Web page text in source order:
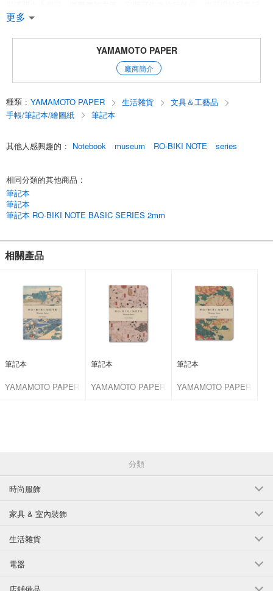
事。
[世界博物館之旅--RO-BIKI NOTE的繪畫之旅
[RO-BIKI NOTE博物館系列]以世界各地博物館中的獨特繪畫為基礎。讓我
們帶著對畫作和收藏它們的博物館的思考，開始一次愉快的環球旅行。
景陽
金魚
繪他們心愛寵物的浮世繪非常著迷。
60 頁
尺寸：88 x 125 毫米
文字5 毫米粗點高級書寫紙
English
更多
YAMAMOTO PAPER
廠商簡介
種類 : YAMAMOTO PAPER 生活雜貨
文具＆工藝品
手帳/筆記本/繪圖紙
筆記本
其他人感興趣的 : Notebook museum RO-BIKI NOTE series
相同分類的其他商品 :
筆記本
筆記本
筆記本 RO-BIKI NOTE BASIC SERIES 2mm
相關產品
筆記本
YAMAMOTO PAPER
筆記本
YAMAMOTO PAPER
筆記本
YAMAMOTO PAPER
分類
時尚服飾
家具 & 室內裝飾
生活雜貨
電器